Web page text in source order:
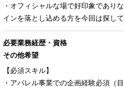
・オフィシャルな場で好印象であり
インを落とし込める方を今回は探して
必要業務経歴・資格
その他希望
【必須スキル】
・アパレル事業での企画経験必須（